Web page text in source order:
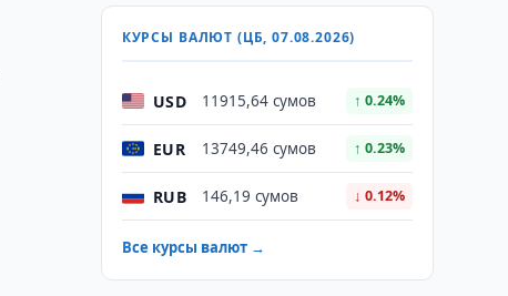
КУРСЫ ВАЛЮТ (ЦБ, 07.08.2026)
USD 11915,64 сумов ↑ 0.24%
EUR 13749,46 сумов ↑ 0.23%
RUB 146,19 сумов ↓ 0.12%
Все курсы валют →